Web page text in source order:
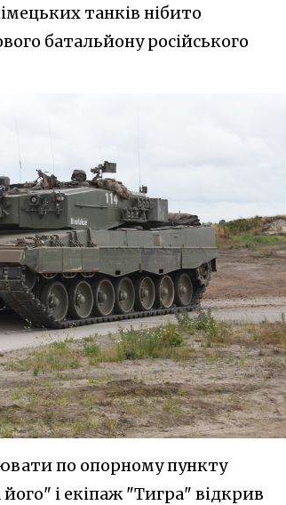
танків нібито
батальйону російського
по опорному пункту
і екіпаж "Тигра" відкрив